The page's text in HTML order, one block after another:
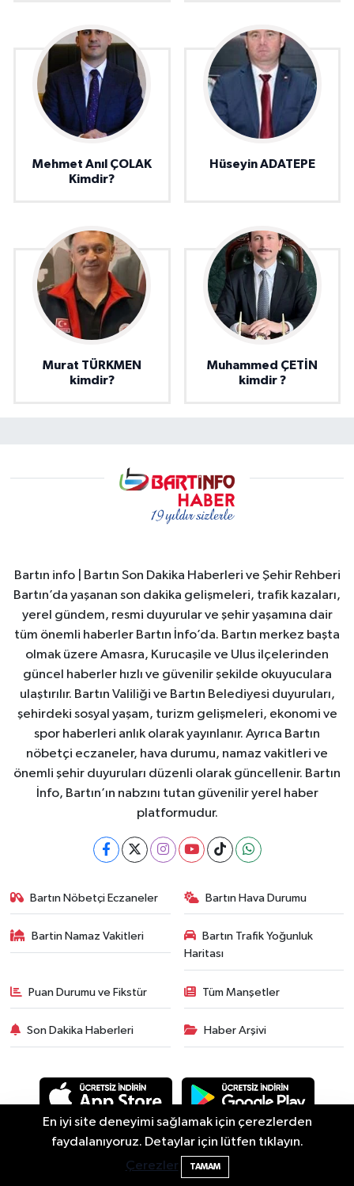
Mehmet Anıl ÇOLAK
Kimdir?
Hüseyin ADATEPE
Murat TÜRKMEN
kimdir?
Muhammed ÇETİN
kimdir ?
Bartın info | Bartın Son Dakika Haberleri ve Şehir Rehberi
Bartın’da yaşanan son dakika gelişmeleri, trafik kazaları,
yerel gündem, resmi duyurular ve şehir yaşamına dair
tüm önemli haberler Bartın İnfo’da. Bartın merkez başta
olmak üzere Amasra, Kurucaşile ve Ulus ilçelerinden
güncel haberler hızlı ve güvenilir şekilde okuyuculara
ulaştırılır. Bartın Valiliği ve Bartın Belediyesi duyuruları,
şehirdeki sosyal yaşam, turizm gelişmeleri, ekonomi ve
spor haberleri anlık olarak yayınlanır. Ayrıca Bartın
nöbetçi eczaneler, hava durumu, namaz vakitleri ve
önemli şehir duyuruları düzenli olarak güncellenir. Bartın
İnfo, Bartın’ın nabzını tutan güvenilir yerel haber
platformudur.
Bartın Nöbetçi Eczaneler Bartın Hava Durumu
Bartin Namaz Vakitleri
Bartın Trafik Yoğunluk
Haritası
Puan Durumu ve Fikstür Tüm Manşetler
Son Dakika Haberleri Haber Arşivi
Siyaset Spor Yaşam
Sivil Toplum Turizm
En iyi site deneyimi sağlamak için çerezlerden
faydalanıyoruz. Detaylar için lütfen tıklayın.
Çerezler
TAMAM
10:43 Bartın Sahillerinde 2 Ayda 271 Kişi
Ölümden Döndü